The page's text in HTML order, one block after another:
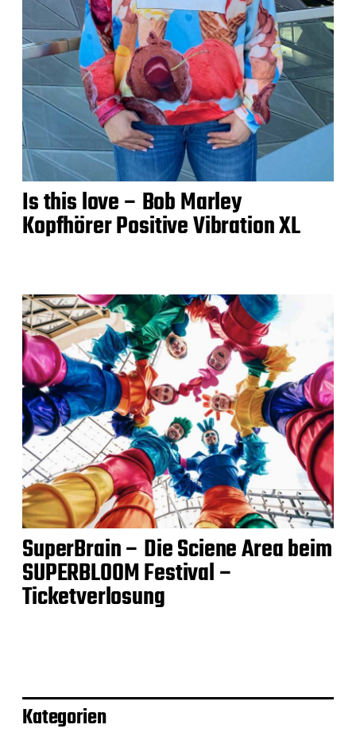
Is this love – Bob Marley
Kopfhörer Positive Vibration XL
SuperBrain – Die Sciene Area beim
SUPERBLOOM Festival –
Ticketverlosung
Kategorien